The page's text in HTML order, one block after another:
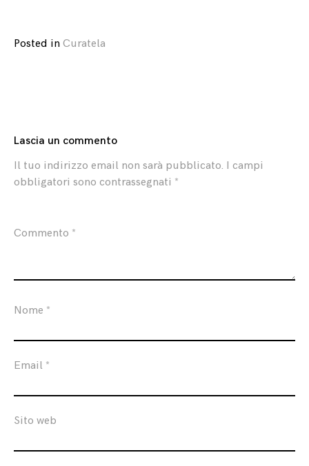
Posted in Curatela
Lascia un commento
Il tuo indirizzo email non sarà pubblicato. I campi
obbligatori sono contrassegnati *
Commento *
Nome *
Email *
Sito web